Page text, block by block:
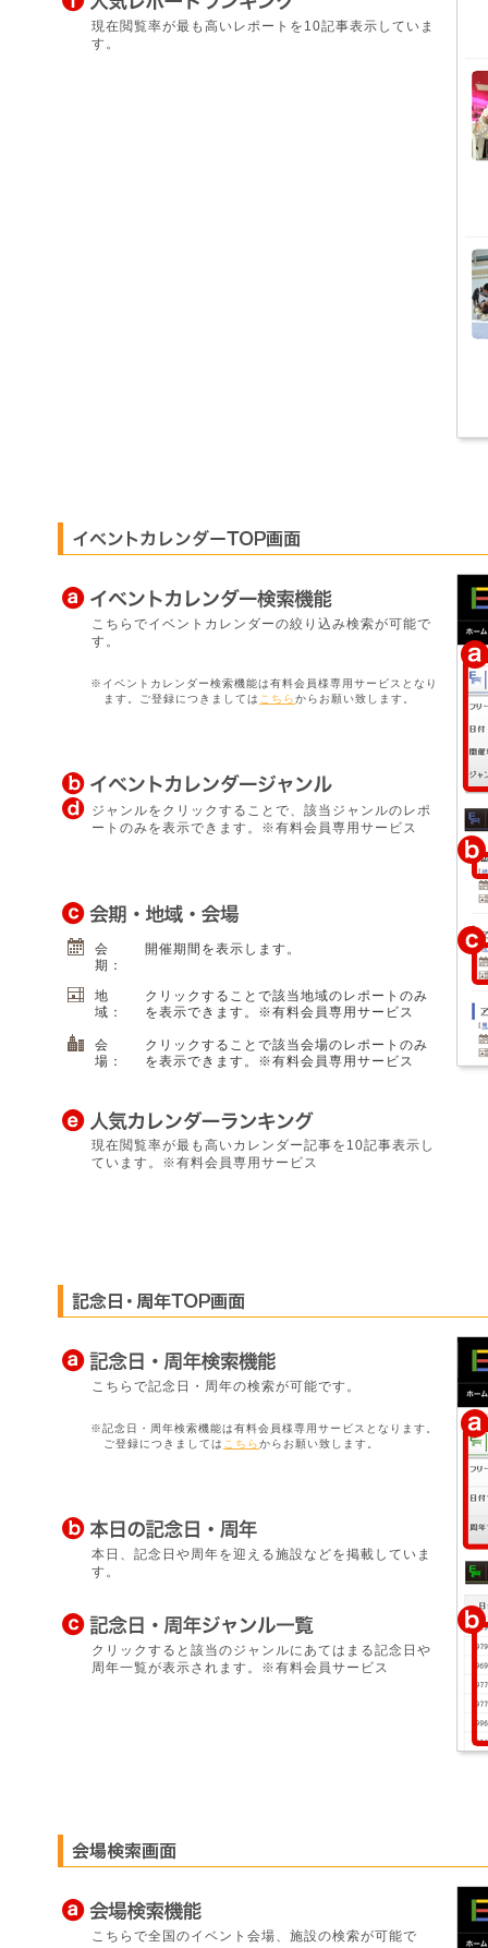
現在閲覧率が最も高いレポートを10記事表示していま
す。
こちらでイベントカレンダーの絞り込み検索が可能で
す。
※イベントカレンダー検索機能は有料会員様専用サービスとなり
ます。ご登録につきましては こちらからお願い致します。
ジャンルをクリックすることで、該当ジャンルのレポ
ートのみを表示できます。※有料会員専用サービス
会
期：
開催期間を表示します。
地
域：
クリックすることで該当地域のレポートのみ
を表示できます。※有料会員専用サービス
会
場：
クリックすることで該当会場のレポートのみ
を表示できます。※有料会員専用サービス
現在閲覧率が最も高いカレンダー記事を10記事表示し
ています。※有料会員専用サービス
こちらで記念日・周年の検索が可能です。
※記念日・周年検索機能は有料会員様専用サービスとなります。
ご登録につきましては こちらからお願い致します。
本日、記念日や周年を迎える施設などを掲載していま
す。
クリックすると該当のジャンルにあてはまる記念日や
周年一覧が表示されます。※有料会員サービス
こちらで全国のイベント会場、施設の検索が可能で